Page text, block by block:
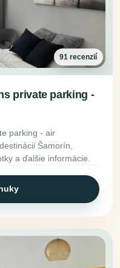
91 recenzií
private parking -
parking - air
Šamorín,
a ďalšie informácie.